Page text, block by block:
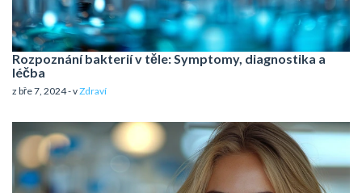
Rozpoznání bakterií v těle: Symptomy, diagnostika a
léčba
z bře 7, 2024 - vZdraví